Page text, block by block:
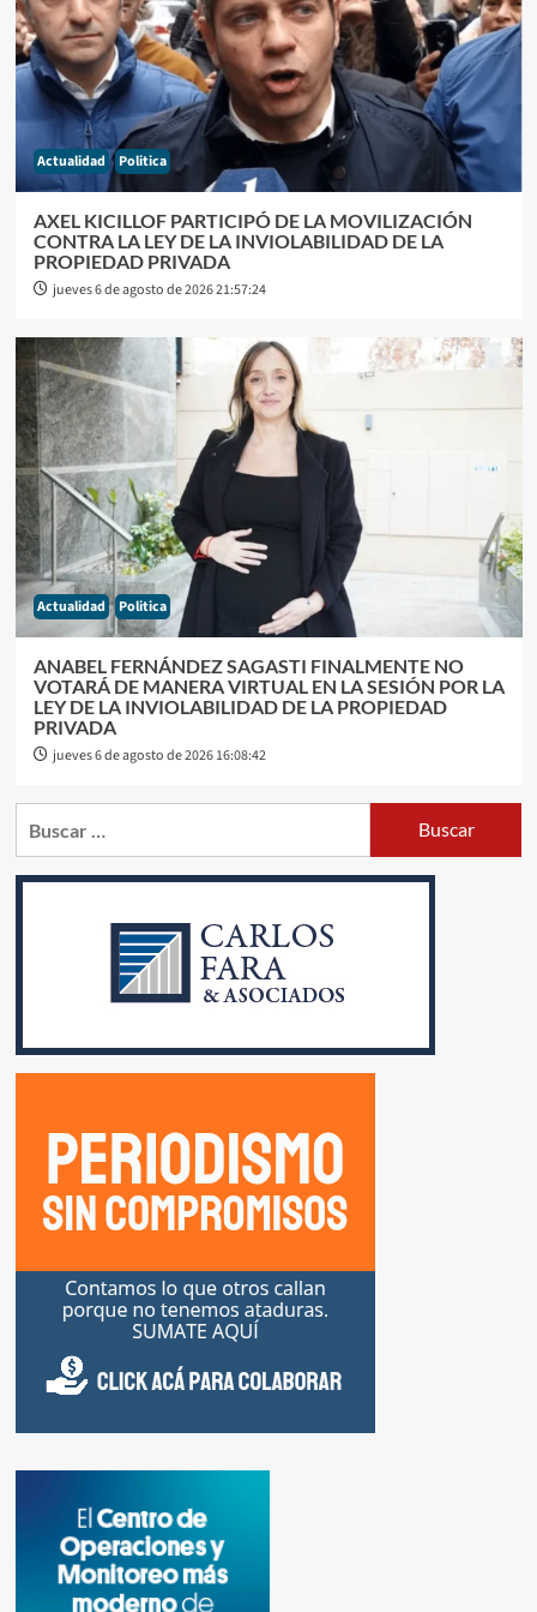
Actualidad Politica
AXEL KICILLOF PARTICIPÓ DE LA MOVILIZACIÓN
CONTRA LA LEY DE LA INVIOLABILIDAD DE LA
PROPIEDAD PRIVADA
jueves 6 de agosto de 2026 21:57:24
Actualidad Politica
ANABEL FERNÁNDEZ SAGASTI FINALMENTE NO
VOTARÁ DE MANERA VIRTUAL EN LA SESIÓN POR LA
LEY DE LA INVIOLABILIDAD DE LA PROPIEDAD
PRIVADA
jueves 6 de agosto de 2026 16:08:42